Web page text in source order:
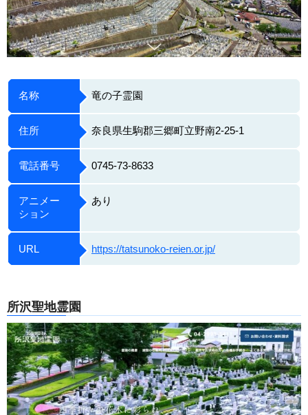
名称 竜の子霊園
住所 奈良県生駒郡三郷町立野南2-25-1
電話番号 0745-73-8633
アニメー
ション
あり
URL https://tatsunoko-reien.or.jp/
所沢聖地霊園